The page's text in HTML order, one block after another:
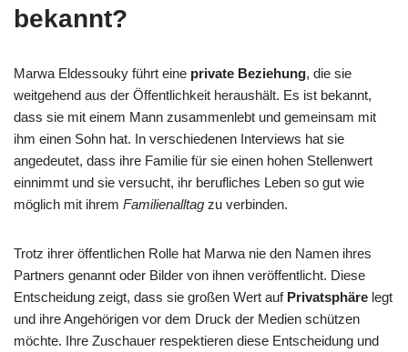
bekannt?
Marwa Eldessouky führt eine private Beziehung, die sie
weitgehend aus der Öffentlichkeit heraushält. Es ist bekannt,
dass sie mit einem Mann zusammenlebt und gemeinsam mit
ihm einen Sohn hat. In verschiedenen Interviews hat sie
angedeutet, dass ihre Familie für sie einen hohen Stellenwert
einnimmt und sie versucht, ihr berufliches Leben so gut wie
möglich mit ihrem Familienalltag zu verbinden.
Trotz ihrer öffentlichen Rolle hat Marwa nie den Namen ihres
Partners genannt oder Bilder von ihnen veröffentlicht. Diese
Entscheidung zeigt, dass sie großen Wert auf Privatsphäre legt
und ihre Angehörigen vor dem Druck der Medien schützen
möchte. Ihre Zuschauer respektieren diese Entscheidung und